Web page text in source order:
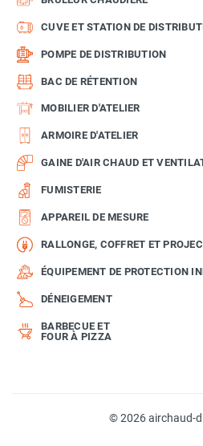
CUVE ET STATION DE
POMPE DE DISTRIBUTION
BAC DE RÉTENTION
MOBILIER D'ATELIER
ARMOIRE D'ATELIER
GAINE D'AIR CHAUD ET
FUMISTERIE
APPAREIL DE MESURE
RALLONGE, COFFRET ET
ÉQUIPEMENT DE PROTECTION
DÉNEIGEMENT
BARBECUE ET
FOUR À PIZZA
© 2026 airchaud-